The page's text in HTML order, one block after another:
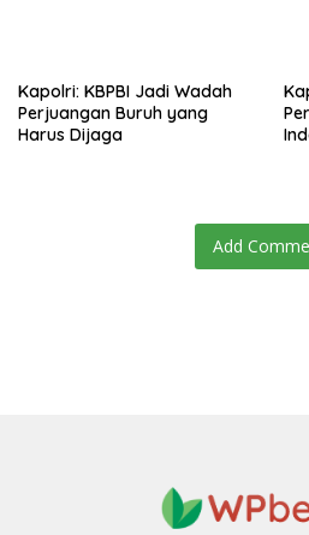
Kapolri: KBPBI Jadi Wadah
Perjuangan Buruh yang
Harus Dijaga
Add